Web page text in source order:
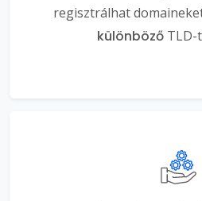
regisztrálhat
különböző TLD-